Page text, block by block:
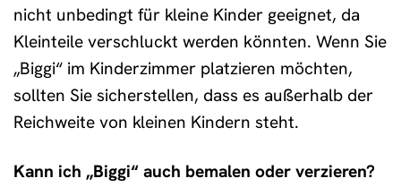
nicht unbedingt für kleine Kinder geeignet, da
Kleinteile verschluckt werden könnten. Wenn Sie
„Biggi“ im Kinderzimmer platzieren möchten,
sollten Sie sicherstellen, dass es außerhalb der
Reichweite von kleinen Kindern steht.
Kann ich „Biggi“ auch bemalen oder verzieren?